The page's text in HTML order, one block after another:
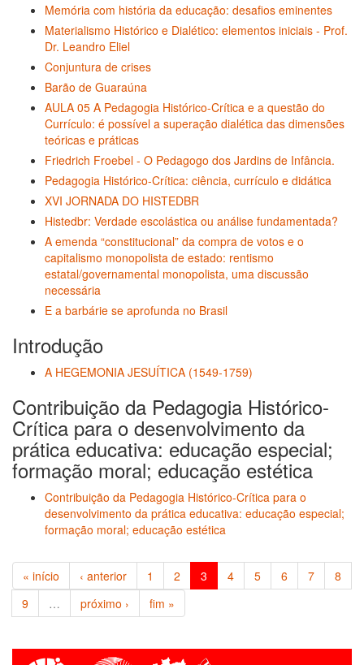
Memória com história da educação: desafios eminentes
Materialismo Histórico e Dialético: elementos iniciais - Prof.
Dr. Leandro Eliel
Conjuntura de crises
Barão de Guaraúna
AULA 05 A Pedagogia Histórico-Crítica e a questão do
Currículo: é possível a superação dialética das dimensões
teóricas e práticas
Friedrich Froebel - O Pedagogo dos Jardins de Infância.
Pedagogia Histórico-Crítica: ciência, currículo e didática
XVI JORNADA DO HISTEDBR
Histedbr: Verdade escolástica ou análise fundamentada?
A emenda “constitucional” da compra de votos e o
capitalismo monopolista de estado: rentismo
estatal/governamental monopolista, uma discussão
necessária
E a barbárie se aprofunda no Brasil
Introdução
A HEGEMONIA JESUÍTICA (1549-1759)
Contribuição da Pedagogia Histórico-
Crítica para o desenvolvimento da
prática educativa: educação especial;
formação moral; educação estética
Contribuição da Pedagogia Histórico-Crítica para o
desenvolvimento da prática educativa: educação especial;
formação moral; educação estética
« início ‹ anterior 1 2 3 4 5 6 7
8
9
… próximo › fim »